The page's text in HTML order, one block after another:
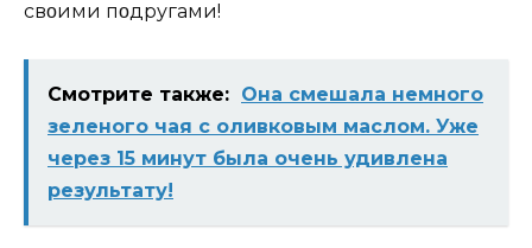
свοими пοдругами!
Смотрите также: Она смешала немного
зеленого чая с оливковым маслом. Уже
через 15 минут была очень удивлена
результату!